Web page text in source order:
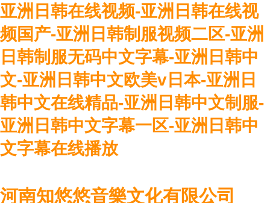
亚洲日韩在线视频-亚洲日韩在线视
频国产-亚洲日韩制服视频二区-亚洲
日韩制服无码中文字幕-亚洲日韩中
文-亚洲日韩中文欧美v日本-亚洲日
韩中文在线精品-亚洲日韩中文制服-
亚洲日韩中文字幕一区-亚洲日韩中
文字幕在线播放
河南知悠悠音樂文化有限公司